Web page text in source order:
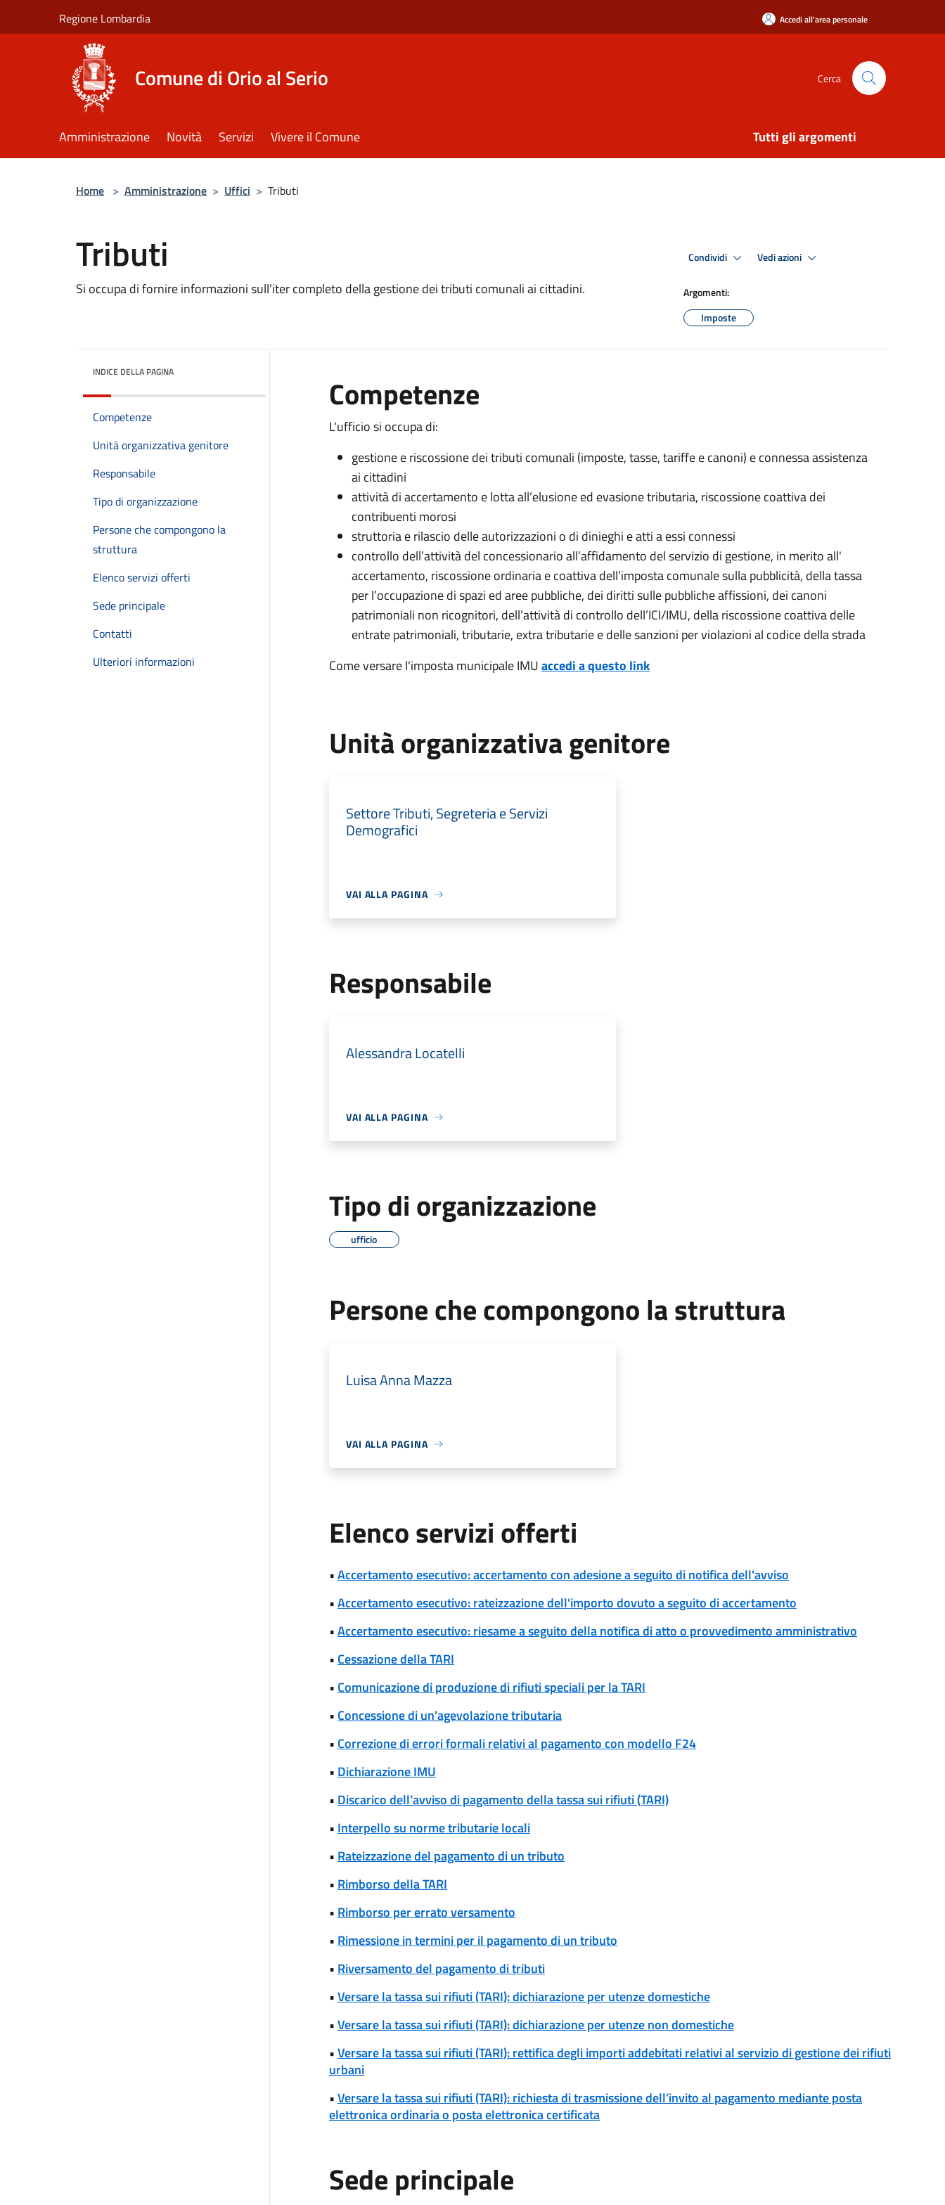
Regione Lombardia Accedi all'area personale
Comune di Orio al Serio Cerca
Amministrazione Novità Servizi Vivere il Comune Tutti gli argomenti
Home > Amministrazione > Uffici > Tributi
Tributi
Si occupa di fornire informazioni sull’iter completo della gestione dei tributi comunali ai cittadini.
Condividi Vedi azioni
Argomenti:
Imposte
INDICE DELLA PAGINA
Competenze
Unità organizzativa genitore
Responsabile
Tipo di organizzazione
Persone che compongono la
struttura
Elenco servizi offerti
Sede principale
Contatti
Ulteriori informazioni
Competenze
L'ufficio si occupa di:
gestione e riscossione dei tributi comunali (imposte, tasse, tariffe e canoni) e connessa assistenza
ai cittadini
attività di accertamento e lotta all’elusione ed evasione tributaria, riscossione coattiva dei
contribuenti morosi
struttoria e rilascio delle autorizzazioni o di dinieghi e atti a essi connessi
controllo dell’attività del concessionario all’affidamento del servizio di gestione, in merito all'
accertamento, riscossione ordinaria e coattiva dell’imposta comunale sulla pubblicità, della tassa
per l’occupazione di spazi ed aree pubbliche, dei diritti sulle pubbliche affissioni, dei canoni
patrimoniali non ricognitori, dell’attività di controllo dell’ICI/IMU, della riscossione coattiva delle
entrate patrimoniali, tributarie, extra tributarie e delle sanzioni per violazioni al codice della strada
Come versare l'imposta municipale IMUaccedi a questo link
Unità organizzativa genitore
Settore Tributi, Segreteria e Servizi
Demografici
VAI ALLA PAGINA
Responsabile
Alessandra Locatelli
VAI ALLA PAGINA
Tipo di organizzazione
ufficio
Persone che compongono la struttura
Luisa Anna Mazza
VAI ALLA PAGINA
Elenco servizi offerti
•Accertamento esecutivo: accertamento con adesione a seguito di notifica dell'avviso
•Accertamento esecutivo: rateizzazione dell'importo dovuto a seguito di accertamento
•Accertamento esecutivo: riesame a seguito della notifica di atto o provvedimento amministrativo
• Cessazione della TARI
• Comunicazione di produzione di rifiuti speciali per la TARI
• Concessione di un'agevolazione tributaria
• Correzione di errori formali relativi al pagamento con modello F24
• Dichiarazione IMU
• Discarico dell’avviso di pagamento della tassa sui rifiuti (TARI)
• Interpello su norme tributarie locali
• Rateizzazione del pagamento di un tributo
• Rimborso della TARI
• Rimborso per errato versamento
• Rimessione in termini per il pagamento di un tributo
• Riversamento del pagamento di tributi
•Versare la tassa sui rifiuti (TARI): dichiarazione per utenze domestiche
•Versare la tassa sui rifiuti (TARI): dichiarazione per utenze non domestiche
•Versare la tassa sui rifiuti (TARI): rettifica degli importi addebitati relativi al servizio di gestione dei rifiuti
urbani
•Versare la tassa sui rifiuti (TARI): richiesta di trasmissione dell’invito al pagamento mediante posta
elettronica ordinaria o posta elettronica certificata
Sede principale